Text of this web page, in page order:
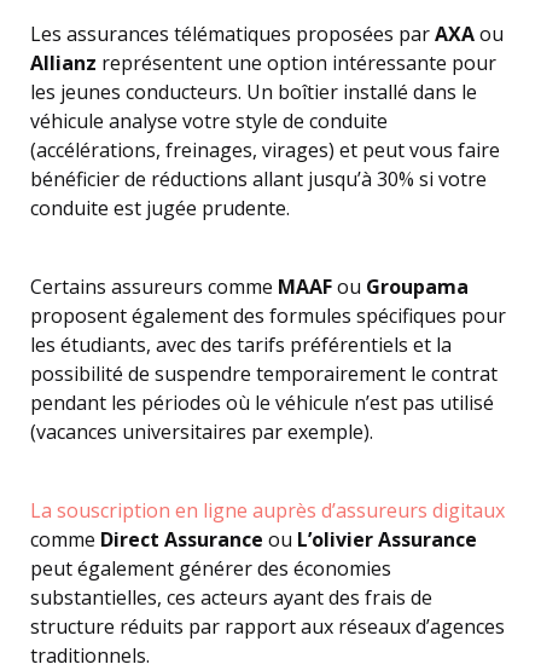
Les assurances télématiques proposées parAXAou
Allianz représentent une option intéressante pour
les jeunes conducteurs. Un boîtier installé dans le
véhicule analyse votre style de conduite
(accélérations, freinages, virages) et peut vous faire
bénéficier de réductions allant jusqu’à 30% si votre
conduite est jugée prudente.
Certains assureurs comme MAAFou Groupama
proposent également des formules spécifiques pour
les étudiants, avec des tarifs préférentiels et la
possibilité de suspendre temporairement le contrat
pendant les périodes où le véhicule n’est pas utilisé
(vacances universitaires par exemple).
La souscription en ligne auprès d’assureurs digitaux
comme Direct Assurance ou L’olivier Assurance
peut également générer des économies
substantielles, ces acteurs ayant des frais de
structure réduits par rapport aux réseaux d’agences
traditionnels.